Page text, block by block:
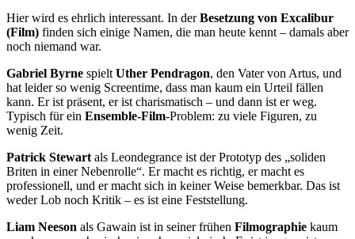
Hier wird es ehrlich interessant. In derBesetzung von Excalibur
(Film) finden sich einige Namen, die man heute kennt – damals aber
noch niemand war.
Gabriel Byrne spielt Uther Pendragon, den Vater von Artus, und
hat leider so wenig Screentime, dass man kaum ein Urteil fällen
kann. Er ist präsent, er ist charismatisch – und dann ist er weg.
Typisch für ein Ensemble-Film-Problem: zu viele Figuren, zu
wenig Zeit.
Patrick Stewart als Leondegrance ist der Prototyp des „soliden
Briten in einer Nebenrolle“. Er macht es richtig, er macht es
professionell, und er macht sich in keiner Weise bemerkbar. Das ist
weder Lob noch Kritik – es ist eine Feststellung.
Liam Neeson als Gawain ist in seiner frühen Filmographie kaum